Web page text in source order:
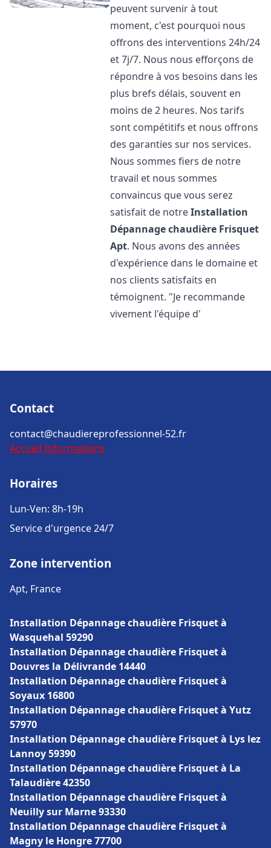
peuvent survenir à tout
moment, c'est pourquoi nous
offrons des interventions 24h/24
et 7j/7. Nous nous efforçons de
répondre à vos besoins dans les
plus brefs délais, souvent en
moins de 2 heures. Nos tarifs
sont compétitifs et nous offrons
des garanties sur nos services.
Nous sommes fiers de notre
travail et nous sommes
convaincus que vous serez
satisfait de notreInstallation
Dépannage chaudière Frisquet
Apt. Nous avons des années
d'expérience dans le domaine et
nos clients satisfaits en
témoignent. "Je recommande
vivement l'équipe d'
Contact
contact@chaudiereprofessionnel-52.fr
Accueil Informations
Horaires
Lun-Ven: 8h-19h
Service d'urgence 24/7
Zone intervention
Apt, France
Installation Dépannage chaudière Frisquet à
Wasquehal 59290
Installation Dépannage chaudière Frisquet à
Douvres la Délivrande 14440
Installation Dépannage chaudière Frisquet à
Soyaux 16800
Installation Dépannage chaudière Frisquet à Yutz
57970
Installation Dépannage chaudière Frisquet à Lys lez
Lannoy 59390
Installation Dépannage chaudière Frisquet à La
Talaudière 42350
Installation Dépannage chaudière Frisquet à
Neuilly sur Marne 93330
Installation Dépannage chaudière Frisquet à
Magny le Hongre 77700